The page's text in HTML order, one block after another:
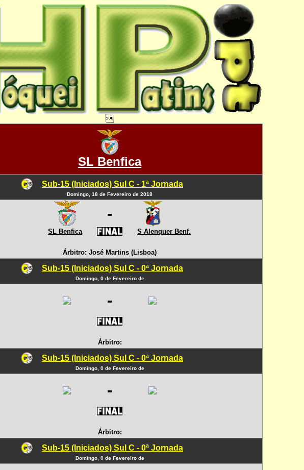

SL Benfica
Sub-15 (Iniciados) Sul C - 1ª Jornada
Domingo, 18 de Fevereiro de 2018
-
SL Benfica S Alenquer Benf.
Árbitro: José Martins (Lisboa)
Sub-15 (Iniciados) Sul C - 0ª Jornada
Domingo, 0 de Fevereiro de
-
Árbitro:
Sub-15 (Iniciados) Sul C - 0ª Jornada
Domingo, 0 de Fevereiro de
-
Árbitro:
Sub-15 (Iniciados) Sul C - 0ª Jornada
Domingo, 0 de Fevereiro de